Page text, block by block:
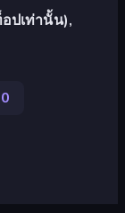
ปเท่านั้น),